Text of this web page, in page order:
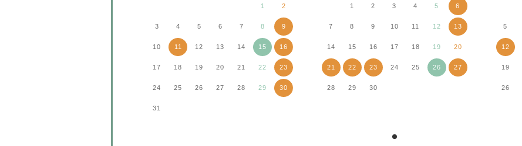
1 2
3 4 5 6 7 8 9
10 11 12 13 14 15 16
17 18 19 20 21 22 23
24 25 26 27 28 29 30
31
1 2 3 4 5 6
7 8 9 10 11 12 13
14 15 16 17 18 19 20
21 22 23 24 25 26 27
28 29 30
5
12
19
26